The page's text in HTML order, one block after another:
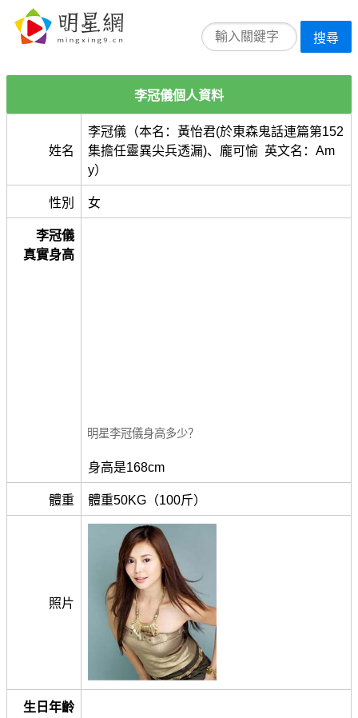
搜尋
李冠儀個人資料
姓名
李冠儀（本名：黃怡君(於東森鬼話連篇第152
集擔任靈異尖兵透漏)、龐可愉 英文名：Am
y）
性別 女
李冠儀
真實身高
明星李冠儀身高多少？
身高是168cm
體重 體重50KG（100斤）
照片
生日年齡